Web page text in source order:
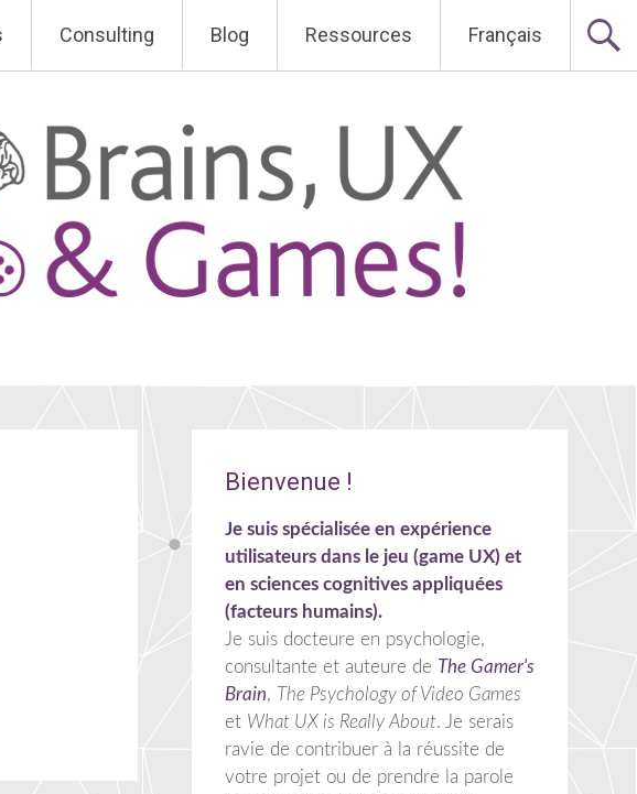
Consulting Blog Ressources Français
Bienvenue !
Je suis spécialisée en expérience
utilisateurs dans le jeu (game UX) et
en sciences cognitives appliquées
(facteurs humains).
Je suis docteure en psychologie,
consultante et auteure de The Gamer's
Brain, The Psychology of Video Games
et What UX is Really About. Je serais
ravie de contribuer à la réussite de
votre projet ou de prendre la parole